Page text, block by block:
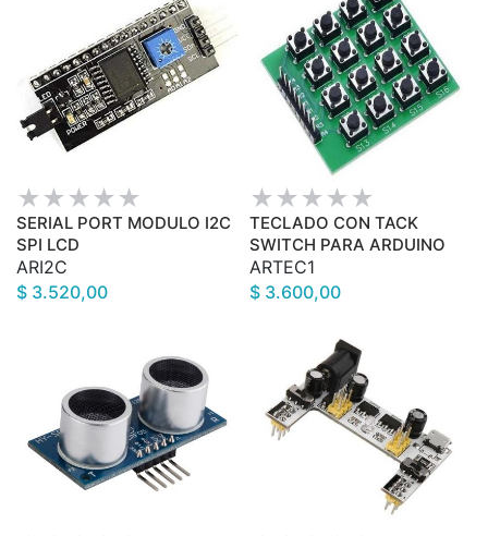
SERIAL PORT MODULO I2C
SPI LCD
ARI2C
$ 3.520,00
TECLADO CON TACK
SWITCH PARA ARDUINO
ARTEC1
$ 3.600,00